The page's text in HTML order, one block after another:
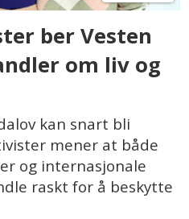
ber Vesten
om liv og
kan snart bli
mener at både
og internasjonale
raskt for å beskytte